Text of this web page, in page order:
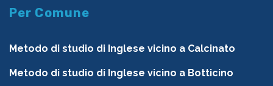
Per Comune
Metodo di studio di Inglese vicino a Calcinato
Metodo di studio di Inglese vicino a Botticino